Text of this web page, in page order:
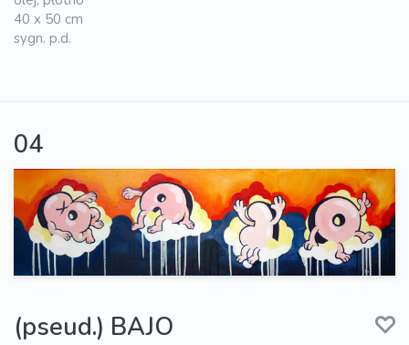
40 x 50 cm
sygn. p.d.
04
(pseud.) BAJO